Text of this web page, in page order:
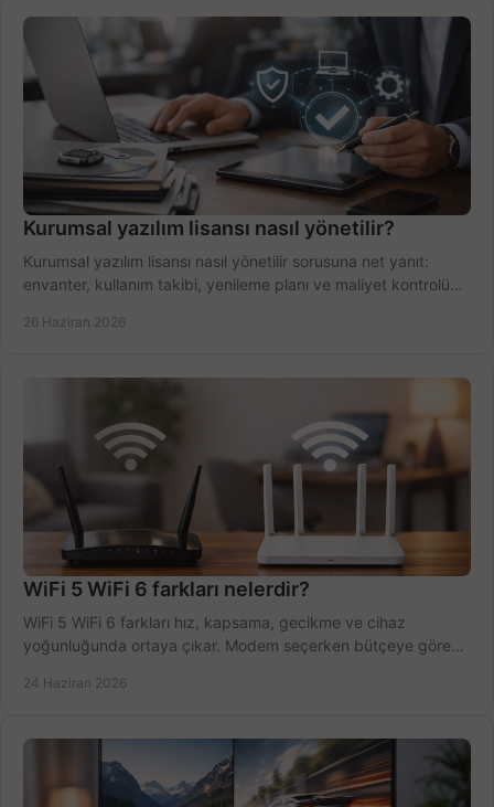
Kurumsal yazılım lisansı nasıl yönetilir?
Kurumsal yazılım lisansı nasıl yönetilir sorusuna net yanıt:
envanter, kullanım takibi, yenileme planı ve maliyet kontrolü
26 Haziran 2026
WiFi 5 WiFi 6 farkları nelerdir?
WiFi 5 WiFi 6 farkları hız, kapsama, gecikme ve cihaz
yoğunluğunda ortaya çıkar. Modem seçerken bütçeye göre
24 Haziran 2026